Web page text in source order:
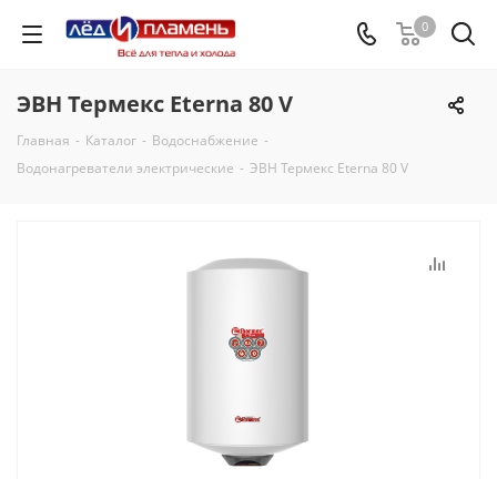
0
ЭВН Термекс Еterna 80 V
Главная - Каталог - Водоснабжение -
Водонагреватели электрические - ЭВН Термекс Еterna 80 V